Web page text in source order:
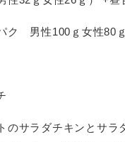
ク 男性100ｇ女性80
のサラダチキンとサ